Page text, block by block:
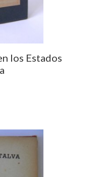
los Estados